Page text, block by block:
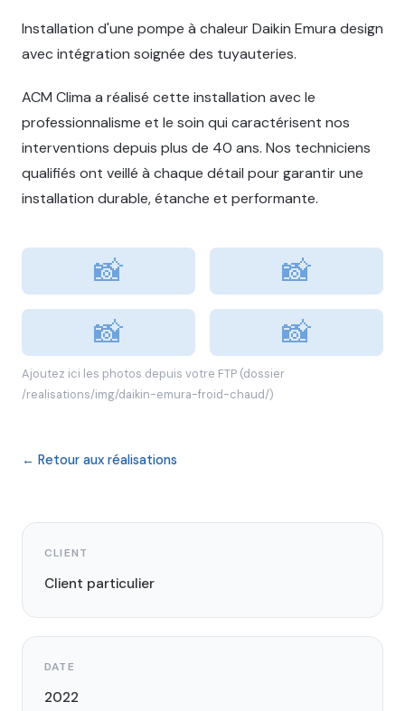
Installation d'une pompe à chaleur Daikin Emura design
avec intégration soignée des tuyauteries.
ACM Clima a réalisé cette installation avec le
professionnalisme et le soin qui caractérisent nos
interventions depuis plus de 40 ans. Nos techniciens
qualifiés ont veillé à chaque détail pour garantir une
installation durable, étanche et performante.
📸
📸
📸
📸
Ajoutez ici les photos depuis votre FTP (dossier
/realisations/img/daikin-emura-froid-chaud/)
← Retour aux réalisations
CLIENT
Client particulier
DATE
2022